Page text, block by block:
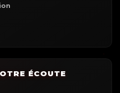
ÉCOUTE